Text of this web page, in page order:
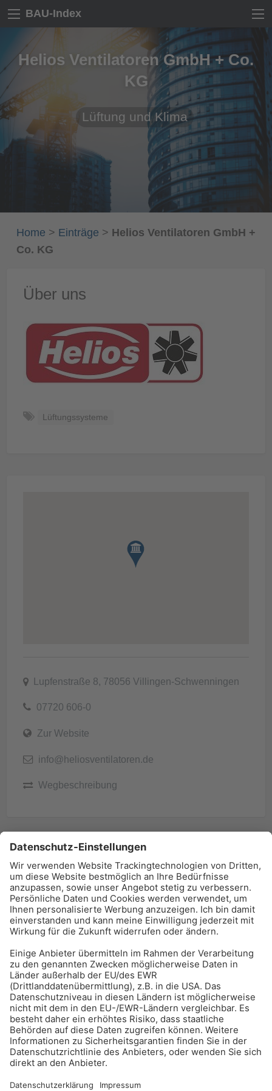
BAU-Index
Helios Ventilatoren GmbH + Co.
KG
Lüftung und Klima
Home > Einträge > Helios Ventilatoren GmbH +
Co. KG
Über uns
Lüftungssysteme
Lupfenstraße 8, 78056 Villingen-Schwenningen
07720 606-0
Zur Website
info@heliosventilatoren.de
Wegbeschreibung
BAU-Index Newsletter
Erhalten Sie regelmäßig Benachrichtigungen zu den
Zur Anmeldung
Meistgelesen:Bauwerksabdichtung
Impressum Bildrechte